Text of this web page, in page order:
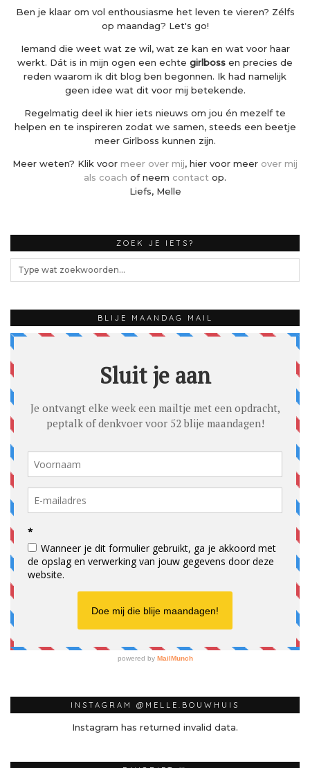
Ben je klaar om vol enthousiasme het leven te vieren? Zélfs
op maandag? Let's go!
Iemand die weet wat ze wil, wat ze kan en wat voor haar
werkt. Dát is in mijn ogen een echte girlboss en precies de
reden waarom ik dit blog ben begonnen. Ik had namelijk
geen idee wat dit voor mij betekende.
Regelmatig deel ik hier iets nieuws om jou én mezelf te
helpen en te inspireren zodat we samen, steeds een beetje
meer Girlboss kunnen zijn.
Meer weten? Klik voor meer over mij, hier voor meer over mij
als coach of neem contact op.
Liefs, Melle
ZOEK JE IETS?
BLIJE MAANDAG MAIL
INSTAGRAM @MELLE.BOUWHUIS
Instagram has returned invalid data.